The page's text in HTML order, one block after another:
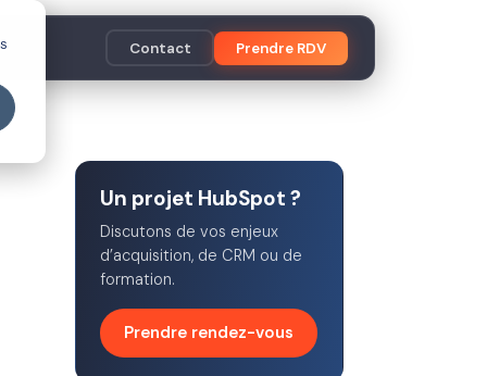
Contact Prendre RDV
Un projet HubSpot ?
Discutons de vos enjeux
d’acquisition, de CRM ou de
formation.
Prendre rendez-vous